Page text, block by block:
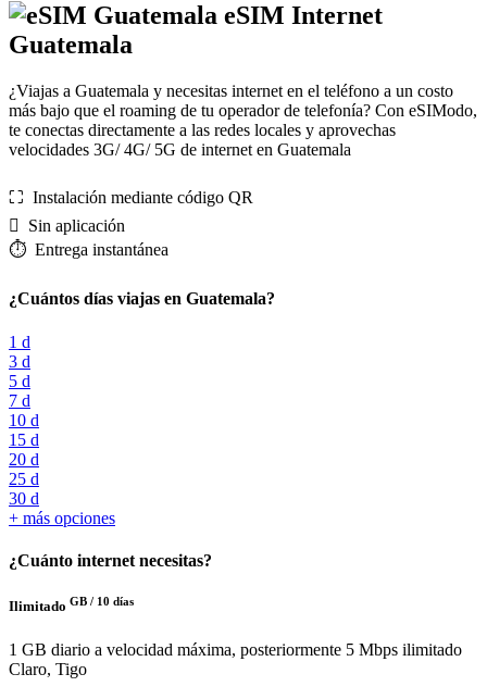
eSIM Internet
Guatemala
¿Viajas a Guatemala y necesitas internet en el teléfono a un costo
más bajo que el roaming de tu operador de telefonía? Con eSIModo,
te conectas directamente a las redes locales y aprovechas
velocidades 3G/ 4G/ 5G de internet en Guatemala
⛶️️ Instalación mediante código QR
️ Sin aplicación
⏱️️ Entrega instantánea
¿Cuántos días viajas en Guatemala?
1 d
3 d
5 d
7 d
10 d
15 d
20 d
25 d
30 d
+ más opciones
¿Cuánto internet necesitas?
Ilimitado GB / 10 días
1 GB diario a velocidad máxima, posteriormente 5 Mbps ilimitado
Claro, Tigo